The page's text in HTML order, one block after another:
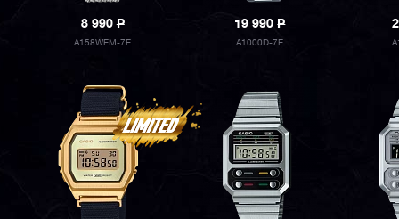
8 990P
A158WEM-7E
19 990P
A1000D-7E